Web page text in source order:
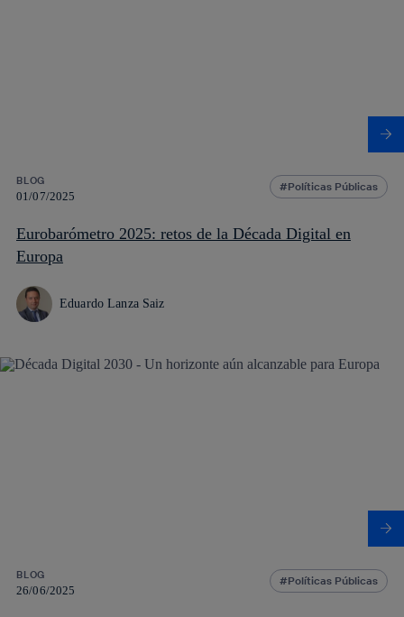
BLOG
01/07/2025
Políticas Públicas
Eurobarómetro 2025: retos de la Década Digital en
Europa
Eduardo Lanza Saiz
BLOG
26/06/2025
Políticas Públicas